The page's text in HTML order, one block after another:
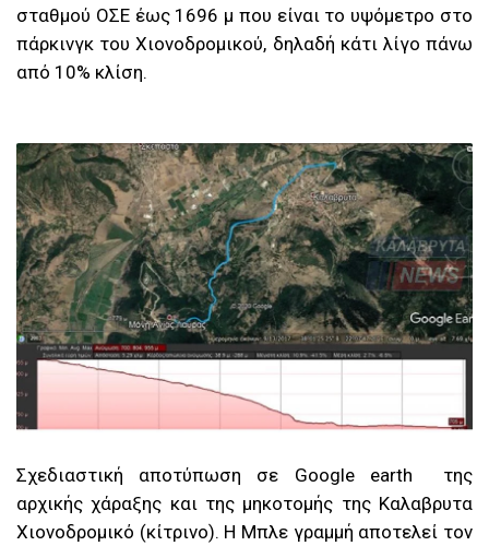
σταθμού ΟΣΕ έως 1696 μ που είναι το υψόμετρο στο
πάρκινγκ του Χιονοδρομικού, δηλαδή κάτι λίγο πάνω
από 10% κλίση.
Σχεδιαστική αποτύπωση σε Google earth της
αρχικής χάραξης και της μηκοτομής της Καλαβρυτα
Χιονοδρομικό (κίτρινο). Η Μπλε γραμμή αποτελεί τον